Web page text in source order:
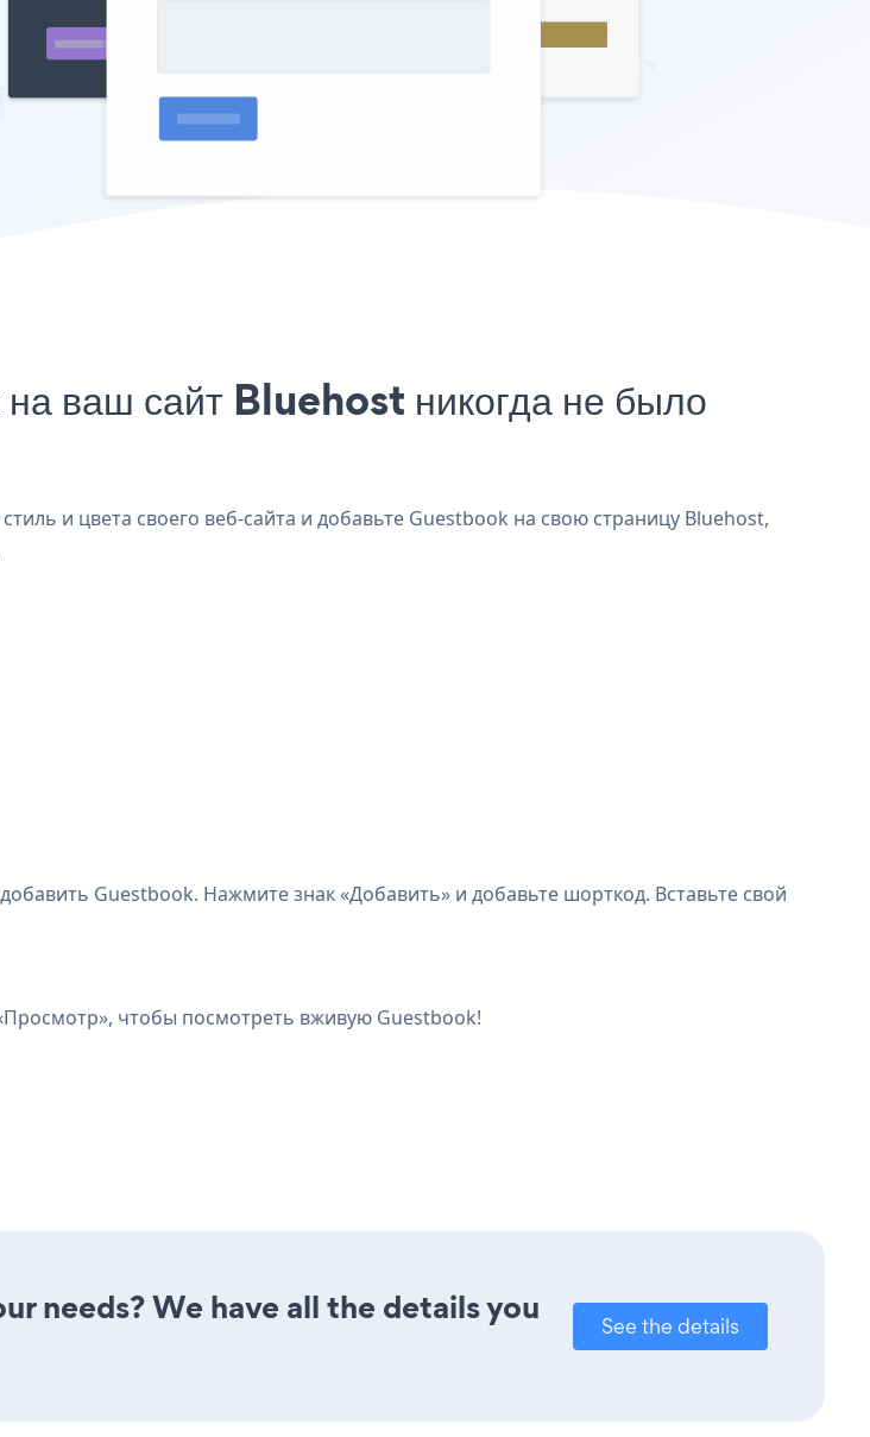
ваш сайт Bluehost никогда не было
и цвета своего веб-сайта и добавьте Guestbook на свою страницу Bluehost,
Guestbook. Нажмите знак «Добавить» и добавьте шорткод. Вставьте свой
чтобы посмотреть вживую Guestbook!
needs? We have all the details you
See the details